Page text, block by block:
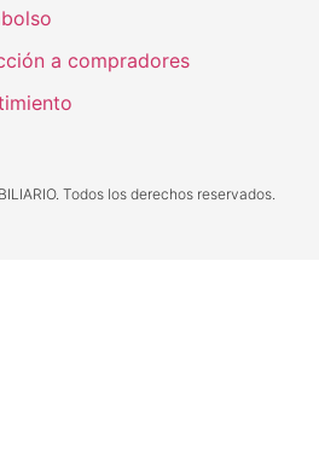
a compradores
Todos los derechos reservados.